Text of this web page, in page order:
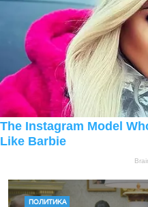
ПОЛИТИКА